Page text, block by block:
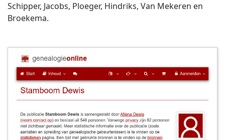
Schipper, Jacobs, Ploeger, Hindriks, Van Mekeren en
Broekema.